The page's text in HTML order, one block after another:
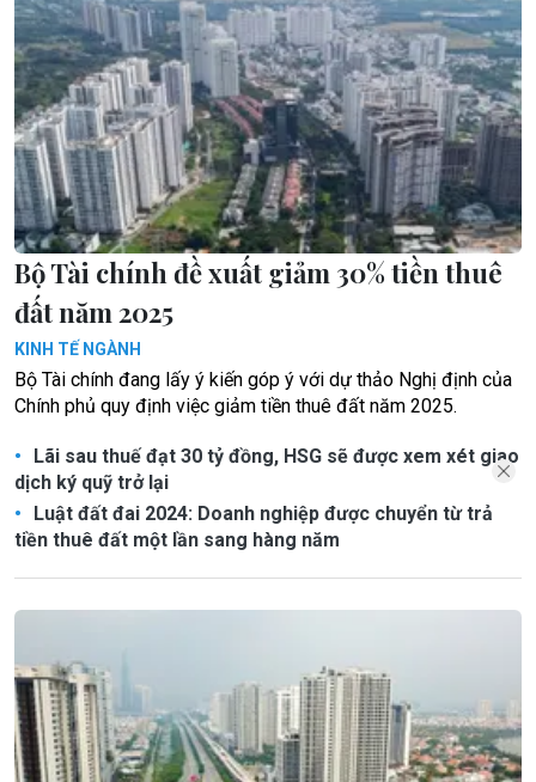
Bộ Tài chính đề xuất giảm 30% tiền thuê
đất năm 2025
KINH TẾ NGÀNH
Bộ Tài chính đang lấy ý kiến góp ý với dự thảo Nghị định của
Chính phủ quy định việc giảm tiền thuê đất năm 2025.
Lãi sau thuế đạt 30 tỷ đồng, HSG sẽ được xem xét giao
dịch ký quỹ trở lại
Luật đất đai 2024: Doanh nghiệp được chuyển từ trả
tiền thuê đất một lần sang hàng năm